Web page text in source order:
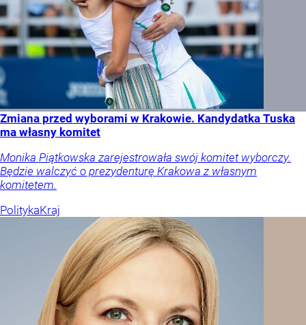
Zmiana przed wyborami w Krakowie. Kandydatka Tuska
ma własny komitet
Monika Piątkowska zarejestrowała swój komitet wyborczy.
Będzie walczyć o prezydenturę Krakowa z własnym
komitetem.
PolitykaKraj